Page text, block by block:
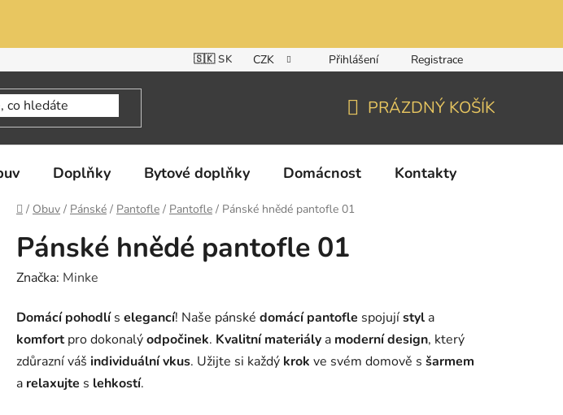
🇸🇰 SK CZK Přihlášení Registrace
KOŠÍK
PRÁZDNÝ KOŠÍK
Doplňky Bytové doplňky Domácnost Kontakty
Domů
/ Obuv / Pánské / Pantofle / Pantofle / Pánské hnědé pantofle 01
Pánské hnědé pantofle 01
Značka: Minke
Domácí pohodlís elegancí! Naše pánské domácí pantofle spojujístyl a
komfortpro dokonalýodpočinek. Kvalitní materiály a moderní design, který
zdůrazní váš individuální vkus. Užijte si každý krok ve svém domově s šarmem
a relaxujte s lehkostí.